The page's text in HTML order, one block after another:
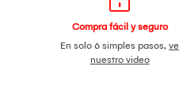
Compra fácil y seguro
En solo 6 simples pasos,ve
nuestro video